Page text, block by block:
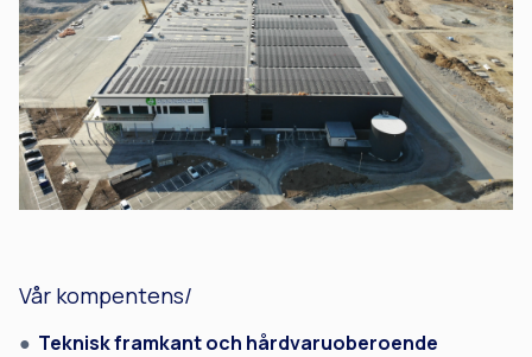
Vår kompentens/
Teknisk framkant och hårdvaruoberoende